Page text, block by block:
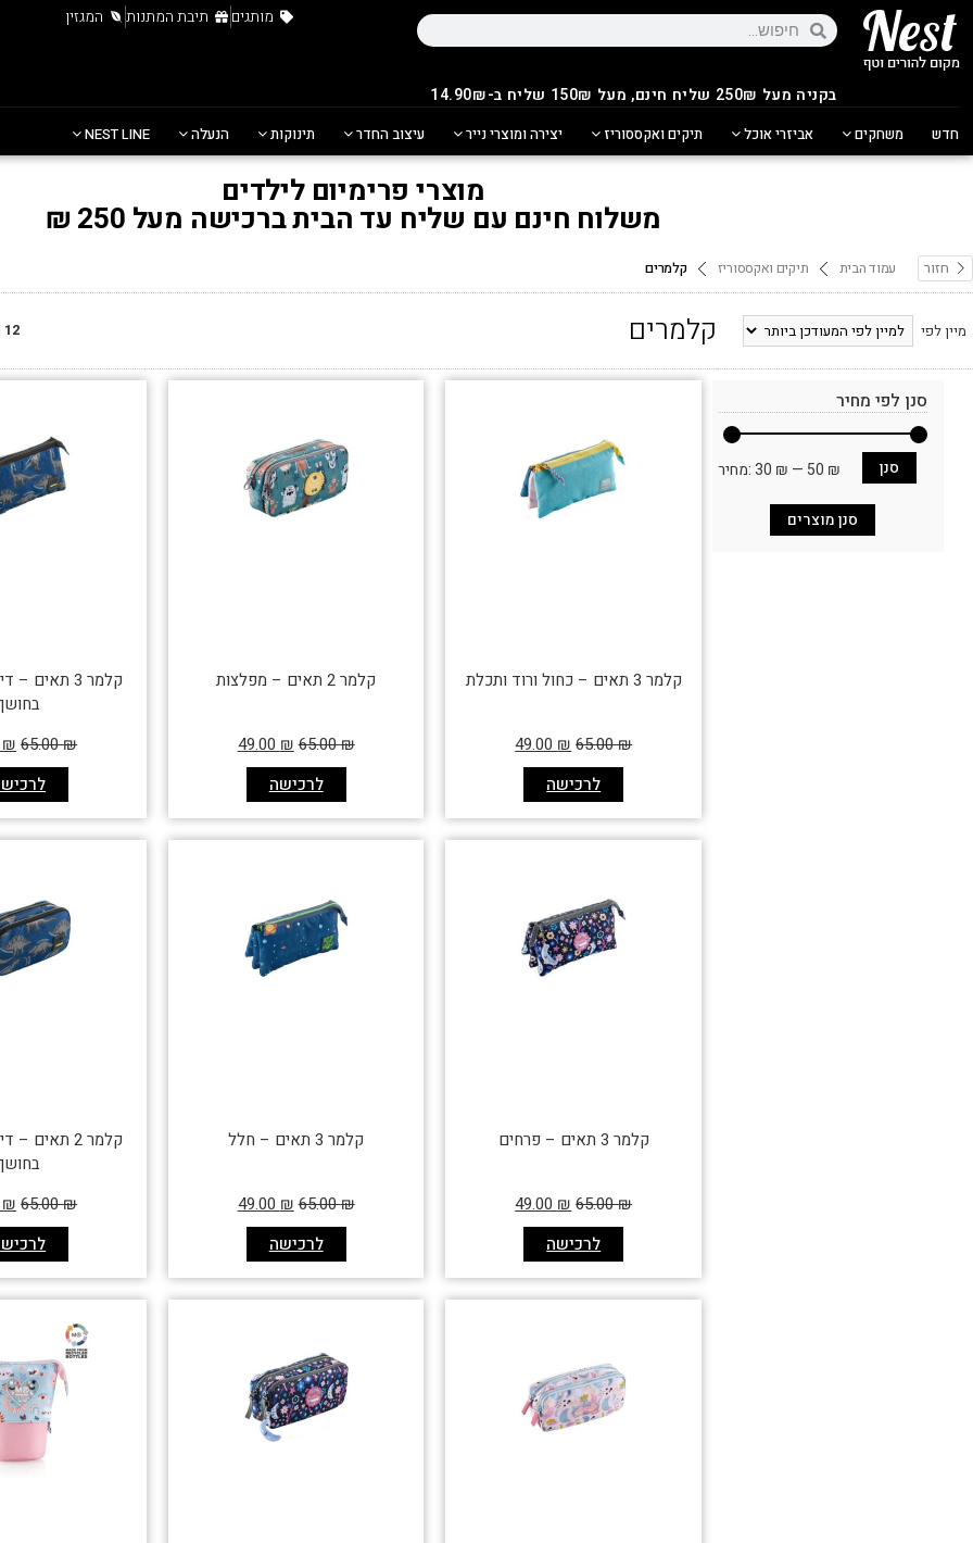
בקניה מעל 250 ₪ שליח חינם, מעל 150₪ שליח ב-14.90₪
מותגים תיבת המתנות המגזין
חדש משחקים אביזרי אוכל תיקים ואקססוריז יצירה ומוצרי נייר עיצוב החדר תינוקות הנעלה NEST LINE
מוצרי פרימיום לילדים
משלוח חינם עם שליח עד הבית ברכישה מעל 250 ₪
חזור עמוד הבית תיקים ואקססוריז קלמרים
מיין לפי קלמרים 12
סנן לפי מחיר
סנן מחיר:30 ₪ — 50 ₪
סנן מוצרים
קלמר 3 תאים – כחול ורוד ותכלת
לרכישה
65.00₪
49.00 ₪
קלמר 2 תאים – מפלצות
לרכישה
65.00₪
49.00 ₪
קלמר 3 תאים
65.00₪
₪
קלמר 3 תאים – פרחים
לרכישה
65.00₪
49.00 ₪
קלמר 3 תאים – חלל
לרכישה
65.00₪
49.00 ₪
קלמר 2 תאים
65.00₪
₪